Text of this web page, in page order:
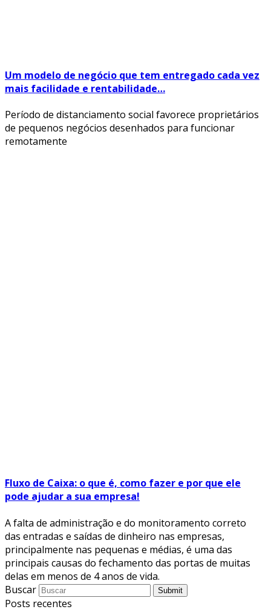
Um modelo de negócio que tem entregado cada vez
mais facilidade e rentabilidade…
Período de distanciamento social favorece proprietários
de pequenos negócios desenhados para funcionar
remotamente
Fluxo de Caixa: o que é, como fazer e por que ele
pode ajudar a sua empresa!
A falta de administração e do monitoramento correto
das entradas e saídas de dinheiro nas empresas,
principalmente nas pequenas e médias, é uma das
principais causas do fechamento das portas de muitas
delas em menos de 4 anos de vida.
Buscar
Submit
Posts recentes